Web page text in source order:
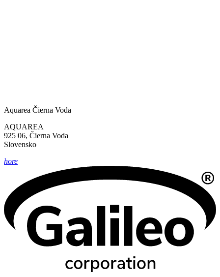
Aquarea Čierna Voda
AQUAREA
925 06, Čierna Voda
Slovensko
hore